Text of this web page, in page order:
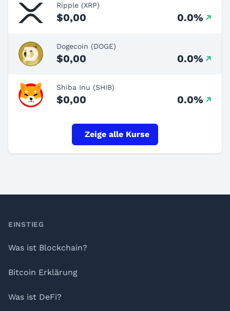
Ripple (XRP)
$0,00 0.0%
Dogecoin (DOGE)
$0,00 0.0%
Shiba Inu (SHIB)
$0,00 0.0%
Zeige alle Kurse
Footer
EINSTIEG
Was ist Blockchain?
Bitcoin Erklärung
Was ist DeFi?